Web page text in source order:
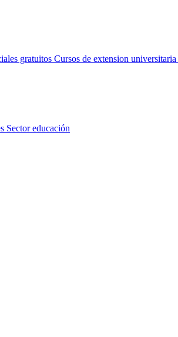
gratuitos Cursos de extension universitaria
Sector educación